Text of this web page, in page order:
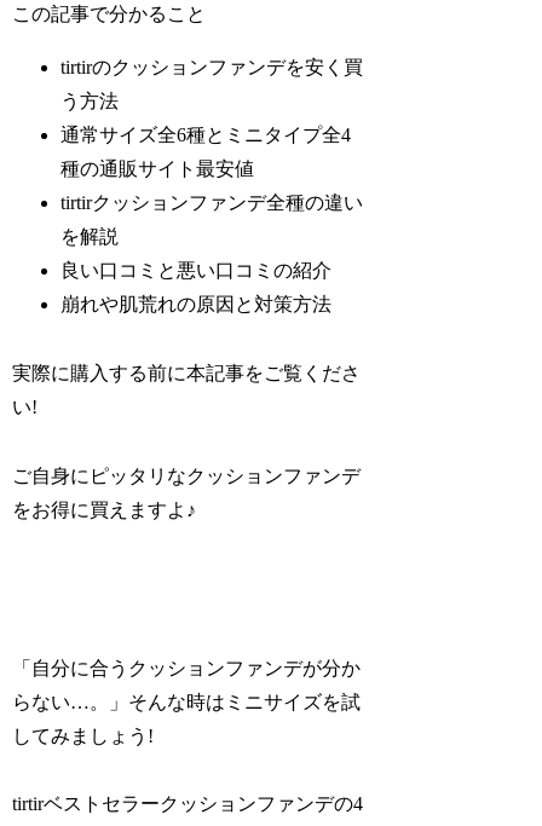
この記事で分かること
tirtirのクッションファンデを安く買
う方法
通常サイズ全6種とミニタイプ全4
種の通販サイト最安値
tirtirクッションファンデ全種の違い
を解説
良い口コミと悪い口コミの紹介
崩れや肌荒れの原因と対策方法
実際に購入する前に本記事をご覧くださ
い!
ご自身にピッタリなクッションファンデ
をお得に買えますよ♪
「自分に合うクッションファンデが分か
らない…。」そんな時はミニサイズを試
してみましょう!
tirtirベストセラークッションファンデの4